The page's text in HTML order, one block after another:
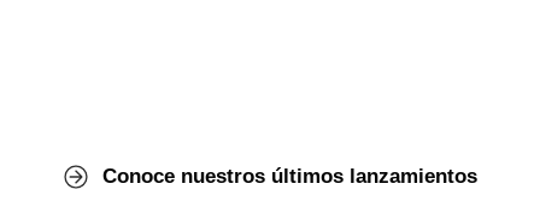
Conoce nuestros últimos lanzamientos